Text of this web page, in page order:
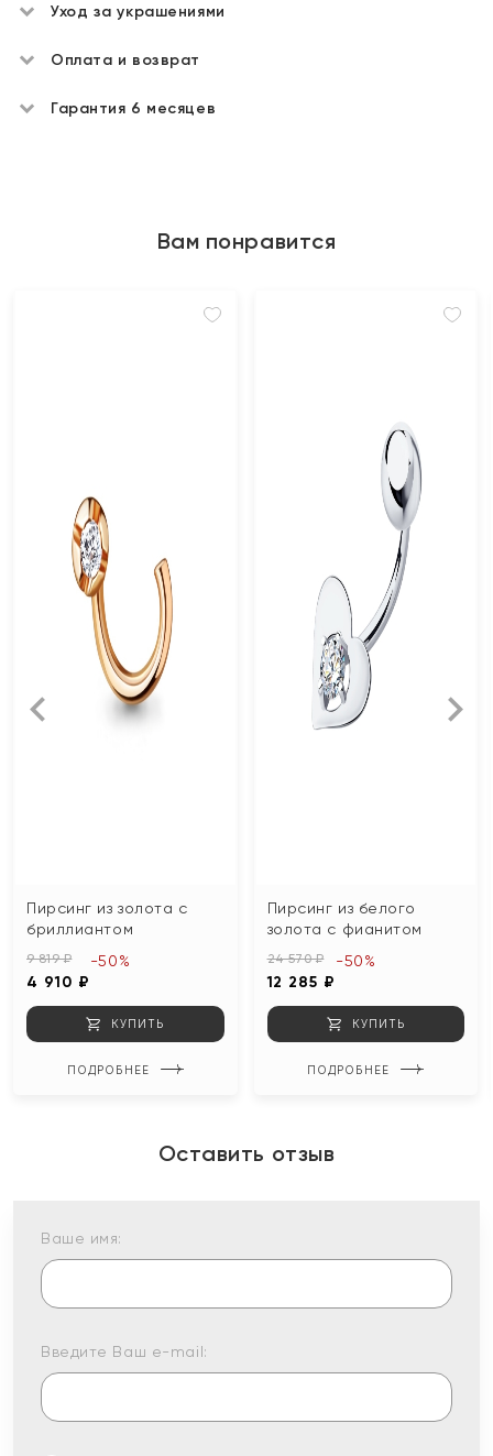
Уход за украшениями
Оплата и возврат
Гарантия 6 месяцев
Вам понравится
Пирсинг из золота с
бриллиантом
9 819 ₽
4 910 ₽
-50%
КУПИТЬ
ПОДРОБНЕЕ
Пирсинг из белого
золота с фианитом
24 570 ₽
12 285 ₽
-50%
КУПИТЬ
ПОДРОБНЕЕ
Оставить отзыв
Ваше имя:
Введите Ваш e-mail: